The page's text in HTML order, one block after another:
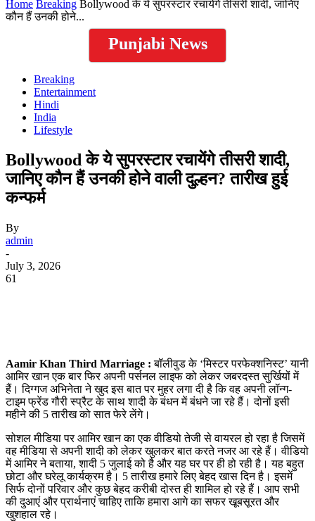
Home Breaking Bollywood के ये सुपरस्टार रचायेंगे तीसरी शादी, जानिए
कौन हैं उनकी होने...
Punjabi News
Breaking
Entertainment
Hindi
India
Lifestyle
Bollywood के ये सुपरस्टार रचायेंगे तीसरी शादी,
जानिए कौन हैं उनकी होने वाली दुल्हन? तारीख हुई
कन्फर्म
By
admin
-
July 3, 2026
61
Aamir Khan Third Marriage : बॉलीवुड के ‘मिस्टर परफेक्शनिस्ट’ यानी
आमिर खान एक बार फिर अपनी पर्सनल लाइफ को लेकर जबरदस्त सुर्खियों में
हैं। दिग्गज अभिनेता ने खुद इस बात पर मुहर लगा दी है कि वह अपनी लॉन्ग-
टाइम फ्रेंड गौरी स्प्रैट के साथ शादी के बंधन में बंधने जा रहे हैं। दोनों इसी
महीने की 5 तारीख को सात फेरे लेंगे।
सोशल मीडिया पर आमिर खान का एक वीडियो तेजी से वायरल हो रहा है जिसमें
वह मीडिया से अपनी शादी को लेकर खुलकर बात करते नजर आ रहे हैं। वीडियो
में आमिर ने बताया, शादी 5 जुलाई को है और यह घर पर ही हो रही है। यह बहुत
छोटा और घरेलू कार्यक्रम है। 5 तारीख हमारे लिए बेहद खास दिन है। इसमें
सिर्फ दोनों परिवार और कुछ बेहद करीबी दोस्त ही शामिल हो रहे हैं। आप सभी
की दुआएं और प्रार्थनाएं चाहिए ताकि हमारा आगे का सफर खूबसूरत और
खुशहाल रहे।